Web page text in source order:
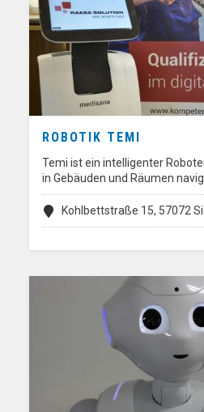
ROBOTIK TEMI
Temi ist ein intelligenter
in Gebäuden und Räumen
Kohlbettstraße 15, 57072